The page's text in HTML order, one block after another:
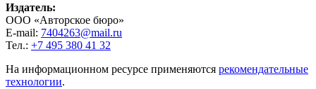
Издатель:
ООО «Авторское бюро»
E-mail: 7404263@mail.ru
Тел.: +7 495 380 41 32
На информационном ресурсе применяются рекомендательные
технологии.